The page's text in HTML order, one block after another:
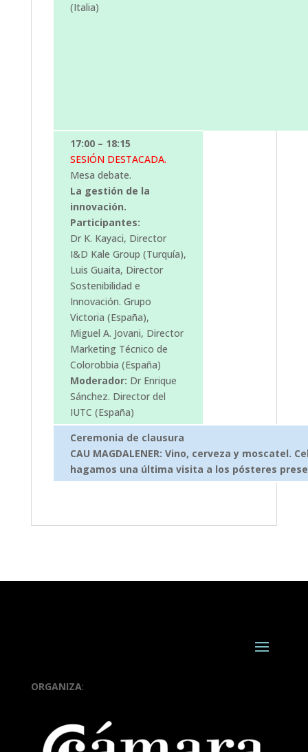
(Italia)
17:00 – 18:15
SESIÓN DESTACADA.
Mesa debate.
La gestión de la
innovación.
Participantes:
Dr K. Kayaci, Director
I&D Kale Group (Turquía),
Luis Guaita, Director
Sostenibilidad e
Innovación. Grupo
Victoria (España),
Miguel A. Jovani, Director
Marketing Técnico de
Colorobbia (España)
Moderador: Dr Enrique
Sánchez. Director del
IUTC (España)
Ceremonia de clausura
CAU MAGDALENER: Vino, cerveza y moscatel.
hagamos una última visita a los pósteres
ORGANIZA: